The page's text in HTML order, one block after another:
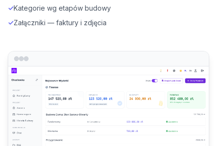
✓Kategorie wg etapów budowy
✓Załączniki — faktury i zdjęcia